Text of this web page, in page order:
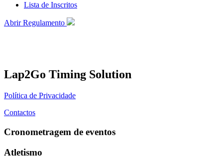
Lista de Inscritos
Abrir Regulamento
Lap2Go Timing Solution
Política de Privacidade
Contactos
Cronometragem de eventos
Atletismo